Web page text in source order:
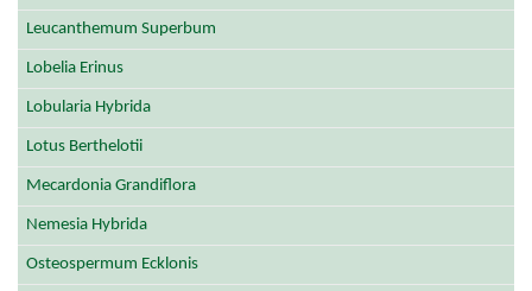
Leucanthemum Superbum
Lobelia Erinus
Lobularia Hybrida
Lotus Berthelotii
Mecardonia Grandiflora
Nemesia Hybrida
Osteospermum Ecklonis